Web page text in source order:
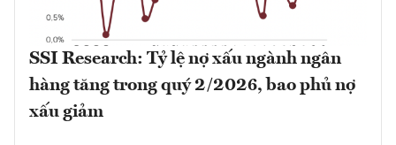
SSI Research: Tỷ lệ nợ xấu ngành ngân
hàng tăng trong quý 2/2026, bao phủ nợ
xấu giảm